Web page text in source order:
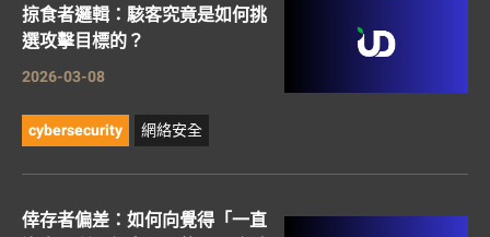
掠食者邏輯：駭客究竟是如何挑
選攻擊目標的？
2026-03-08
cybersecurity 網絡安全
倖存者偏差：如何向覺得「一直